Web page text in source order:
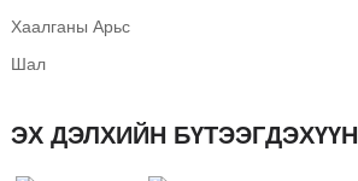
Хаалганы Арьс
Шал
ЭХ ДЭЛХИЙН БҮТЭЭГДЭХҮҮН